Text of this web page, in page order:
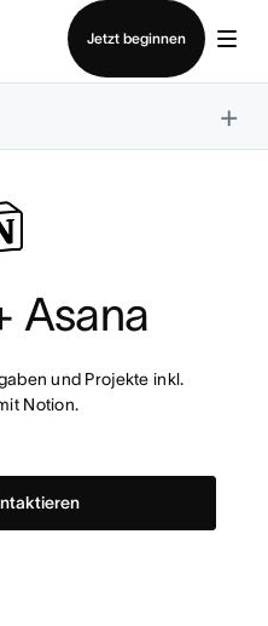
Jetzt beginnen
×
Asana
und Projekte inkl.
Notion.